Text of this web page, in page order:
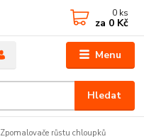
Menu
Hledat
0 ks
za 0 Kč
Zpomalovače růstu chloupků